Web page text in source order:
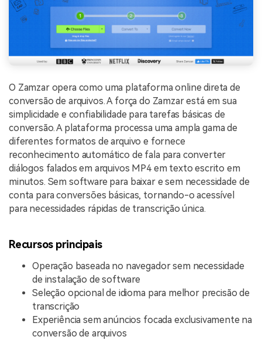
O Zamzar opera como uma plataforma online direta de
conversão de arquivos. A força do Zamzar está em sua
simplicidade e confiabilidade para tarefas básicas de
conversão. A plataforma processa uma ampla gama de
diferentes formatos de arquivo e fornece
reconhecimento automático de fala para converter
diálogos falados em arquivos MP4 em texto escrito em
minutos. Sem software para baixar e sem necessidade de
conta para conversões básicas, tornando-o acessível
para necessidades rápidas de transcrição única.
Recursos principais
Operação baseada no navegador sem necessidade
de instalação de software
Seleção opcional de idioma para melhor precisão de
transcrição
Experiência sem anúncios focada exclusivamente na
conversão de arquivos